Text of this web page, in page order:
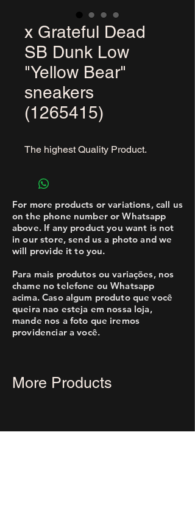
x Grateful Dead
SB Dunk Low
"Yellow Bear"
sneakers
(1265415)
The highest Quality Product.
For more products or variations, call us
on the phone number or Whatsapp
above. If any product you want is not
in our store, send us a photo and we
will provide it to you.
Para mais produtos ou variações, nos
chame no telefone ou Whatsapp
acima. Caso algum produto que você
queira nao esteja em nossa loja,
mande nos a foto que iremos
providenciar a você.
More Products